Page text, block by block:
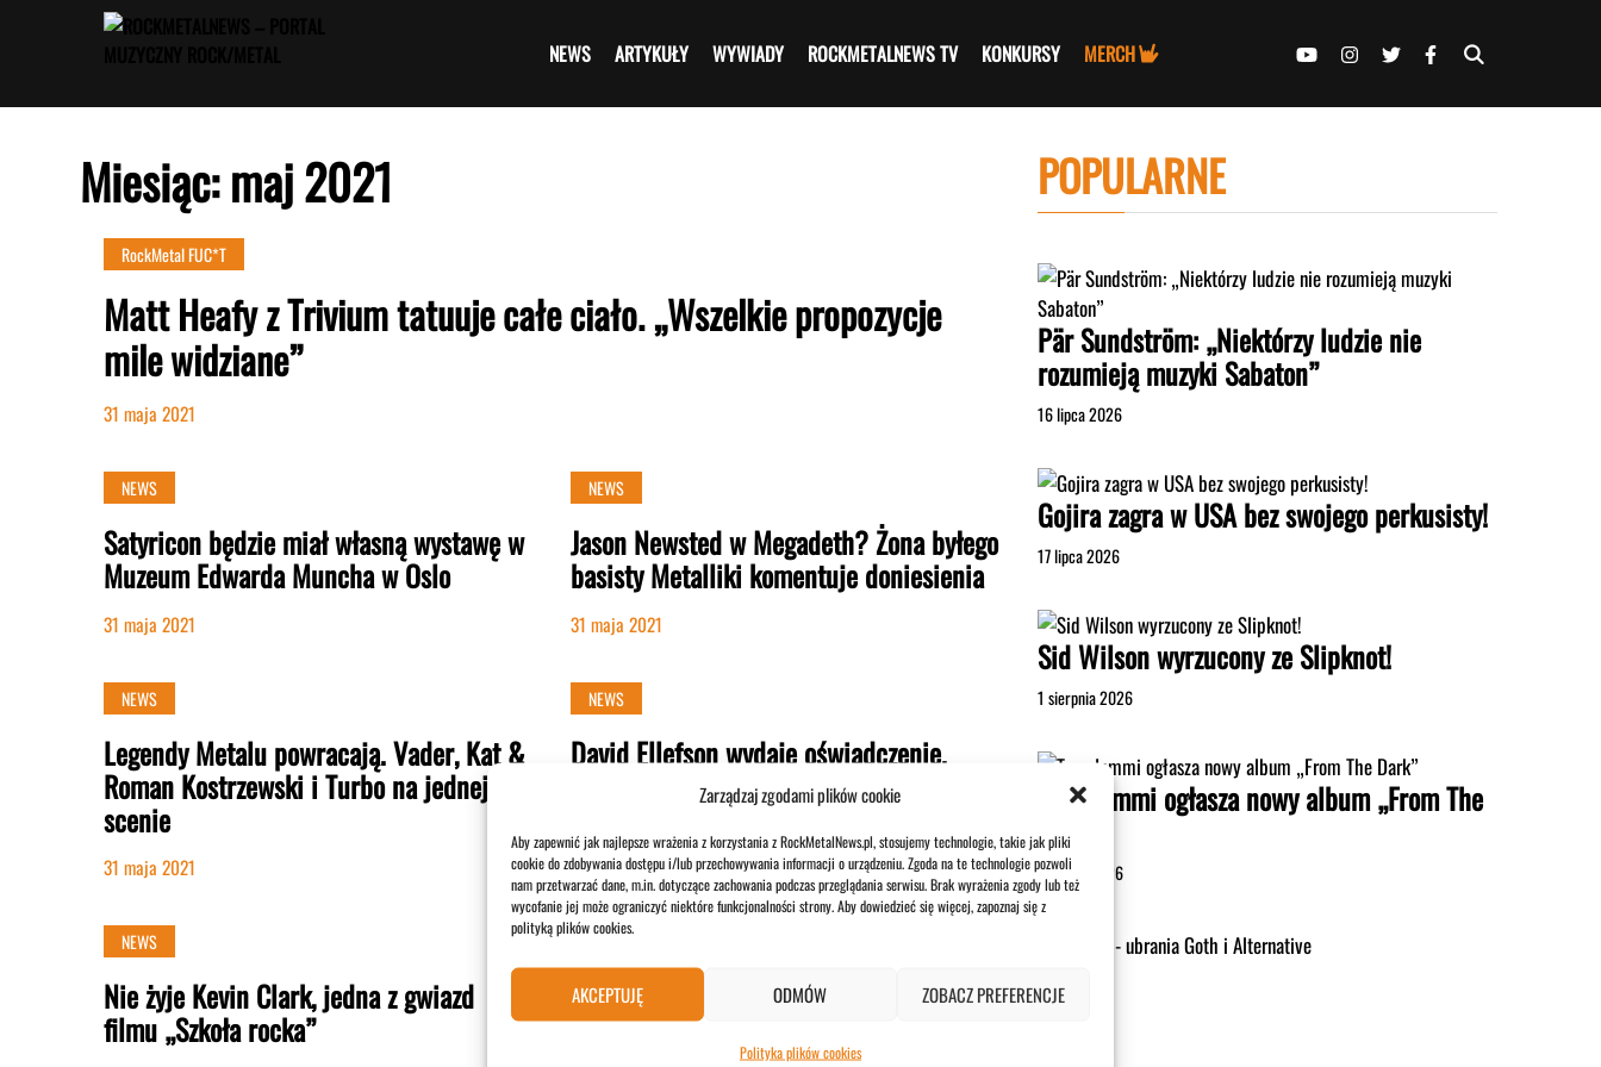
Zarządzaj zgodami plików cookie
Aby zapewnić jak najlepsze wrażenia z korzystania z RockMetalNews.pl, stosujemy technologie, takie jak pliki
cookie do zdobywania dostępu i/lub przechowywania informacji o urządzeniu. Zgoda na te technologie pozwoli
nam przetwarzać dane, m.in. dotyczące zachowania podczas przeglądania serwisu. Brak wyrażenia zgody lub też
wycofanie jej może ograniczyć niektóre funkcjonalności strony. Aby dowiedzieć się więcej, zapoznaj się z
polityką plików cookies.
AKCEPTUJĘ ODMÓW ZOBACZ PREFERENCJE
Polityka plików cookies
NEWS ARTYKUŁY WYWIADY ROCKMETALNEWS TV KONKURSY MERCH
Miesiąc:maj 2021
RockMetal FUC*T
Matt Heafy z Trivium tatuuje całe ciało. „Wszelkie propozycje
mile widziane”
31 maja 2021
NEWS
Satyricon będzie miał własną wystawę w
Muzeum Edwarda Muncha w Oslo
31 maja 2021
NEWS
Jason Newsted w Megadeth? Żona byłego
basisty Metalliki komentuje doniesienia
31 maja 2021
NEWS
Legendy Metalu powracają. Vader, Kat &
Roman Kostrzewski i Turbo na jednej
scenie
31 maja 2021
NEWS
David Ellefson wydaje oświadczenie.
„Fałszywe zarzuty”
27 maja 2021
NEWS
Nie żyje Kevin Clark, jedna z gwiazd
filmu „Szkoła rocka”
NEWS
Koncerty wracają. Póki co w maseczkach
i z ograniczeniami
POPULARNE
Pär Sundström: „Niektórzy ludzie nie
rozumieją muzyki Sabaton”
16 lipca 2026
Gojira zagra w USA bez swojego perkusisty!
17 lipca 2026
Sid Wilson wyrzucony ze Slipknot!
1 sierpnia 2026
Tony Iommi ogłasza nowy album „From The
Dark”
29 lipca 2026